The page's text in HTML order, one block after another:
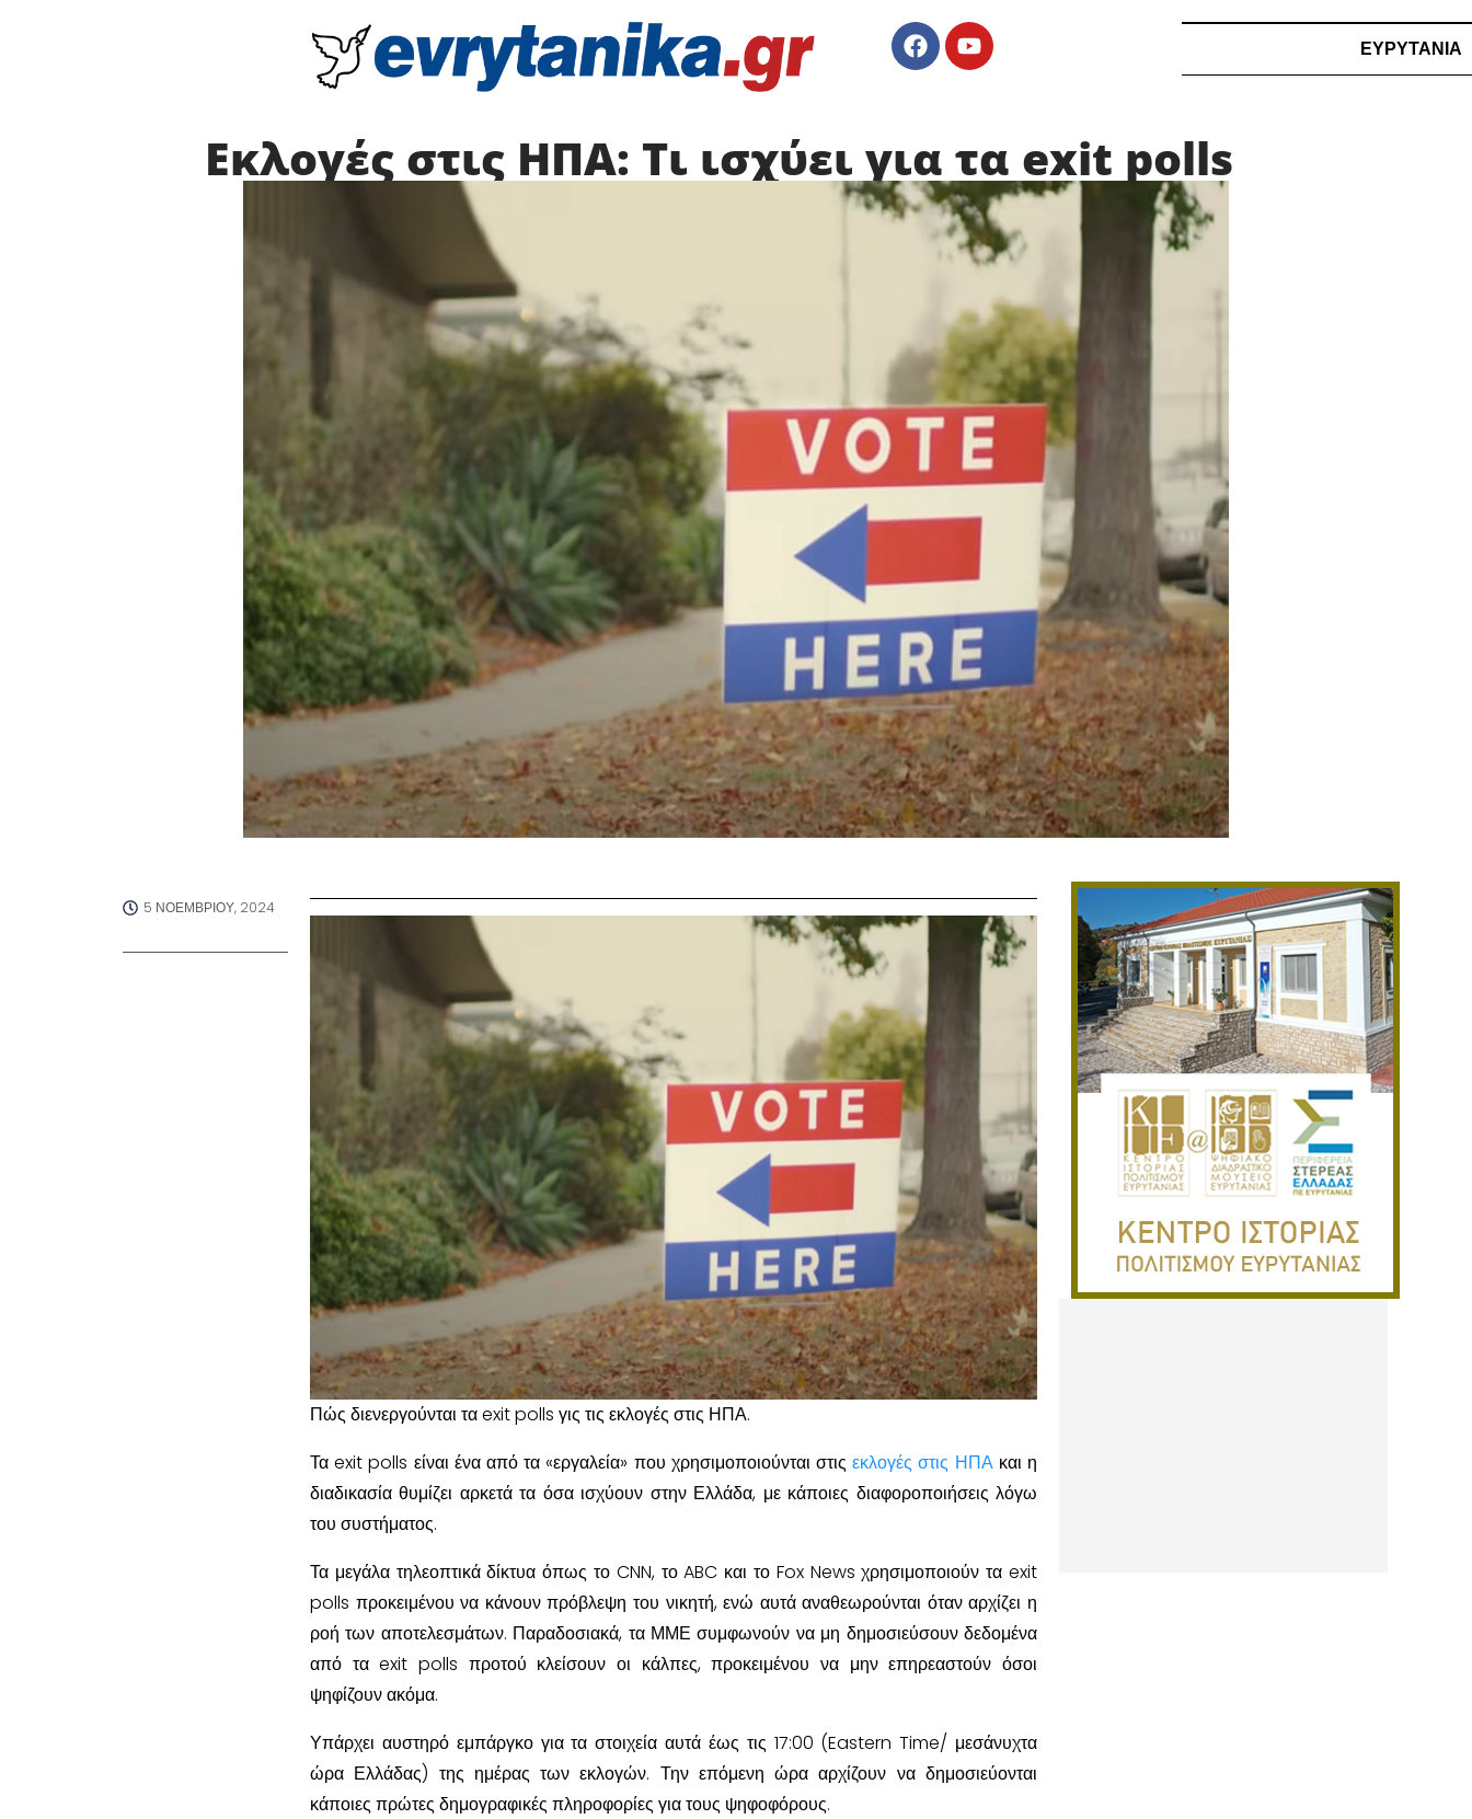
ΕΥΡΥΤΑΝΙΑ
Εκλογές στις ΗΠΑ: Τι ισχύει για τα exit polls
5 ΝΟΕΜΒΡΊΟΥ, 2024
Πώς διενεργούνται τα exit polls γις τις εκλογές στις ΗΠΑ.
Τα exit polls είναι ένα από τα «εργαλεία» που χρησιμοποιούνται στιςεκλογές στις ΗΠΑκαι η
διαδικασία θυμίζει αρκετά τα όσα ισχύουν στην Ελλάδα, με κάποιες διαφοροποιήσεις λόγω
του συστήματος.
Τα μεγάλα τηλεοπτικά δίκτυα όπως το CNN, το ABC και το Fox News χρησιμοποιούν τα exit
polls προκειμένου να κάνουν πρόβλεψη του νικητή, ενώ αυτά αναθεωρούνται όταν αρχίζει η
ροή των αποτελεσμάτων. Παραδοσιακά, τα ΜΜΕ συμφωνούν να μη δημοσιεύσουν δεδομένα
από τα exit polls προτού κλείσουν οι κάλπες, προκειμένου να μην επηρεαστούν όσοι
ψηφίζουν ακόμα.
Υπάρχει αυστηρό εμπάργκο για τα στοιχεία αυτά έως τις 17:00 (Eastern Time/ μεσάνυχτα
ώρα Ελλάδας) της ημέρας των εκλογών. Την επόμενη ώρα αρχίζουν να δημοσιεύονται
κάποιες πρώτες δημογραφικές πληροφορίες για τους ψηφοφόρους.